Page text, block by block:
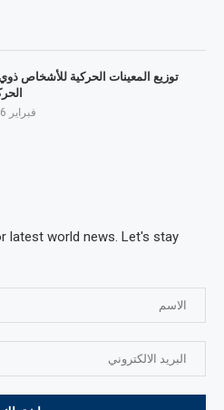
توزيع المعينات الحركية للأشخاص ذوي
فبراير 16, 2026
latest world news. Let's stay